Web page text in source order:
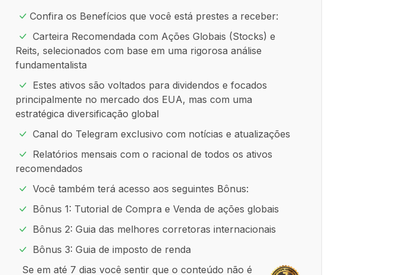
Confira os Benefícios que você está prestes a receber:
Carteira Recomendada com Ações Globais (Stocks) e
Reits, selecionados com base em uma rigorosa análise
fundamentalista
Estes ativos são voltados para dividendos e focados
principalmente no mercado dos EUA, mas com uma
estratégica diversificação global
Canal do Telegram exclusivo com notícias e atualizações
Relatórios mensais com o racional de todos os ativos
recomendados
Você também terá acesso aos seguintes Bônus:
Bônus 1: Tutorial de Compra e Venda de ações globais
Bônus 2: Guia das melhores corretoras internacionais
Bônus 3: Guia de imposto de renda
Se em até 7 dias você sentir que o conteúdo não é